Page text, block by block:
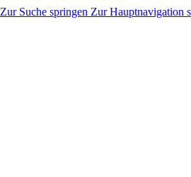
Zur Suche springen Zur Hauptnavigation